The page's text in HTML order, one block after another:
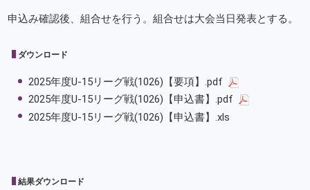
申込み確認後、組合せを行う。組合せは大会当日発表とする。
ダウンロード
2025年度U-15リーグ戦(1026)【要項】.pdf
2025年度U-15リーグ戦(1026)【申込書】.pdf
2025年度U-15リーグ戦(1026)【申込書】.xls
結果ダウンロード